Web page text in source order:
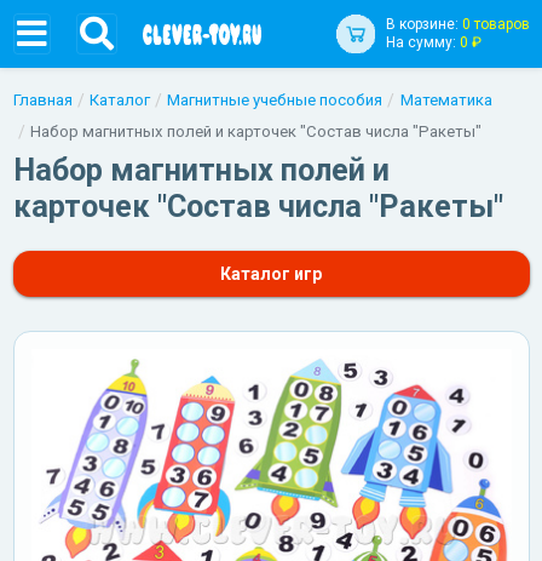
В корзине: 0 товаров
На сумму: 0 ₽
Главная Каталог Магнитные учебные пособия
Математика
Набор магнитных полей и карточек "Состав числа "Ракеты"
Набор магнитных полей и
карточек "Состав числа "Ракеты"
Каталог игр